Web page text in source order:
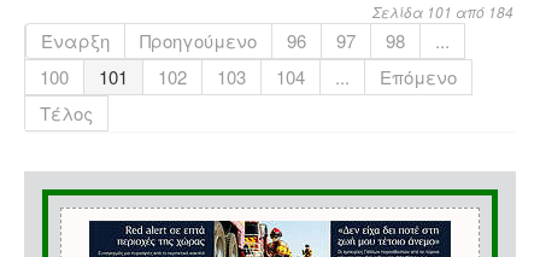
Σελίδα 101 από 184
Έναρξη Προηγούμενο 96 97 98
...
100
101 102 103 104 ...
Επόμενο
Τέλος